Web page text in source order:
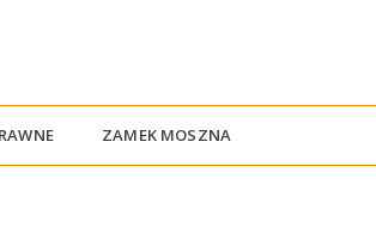
ZAMEK MOSZNA